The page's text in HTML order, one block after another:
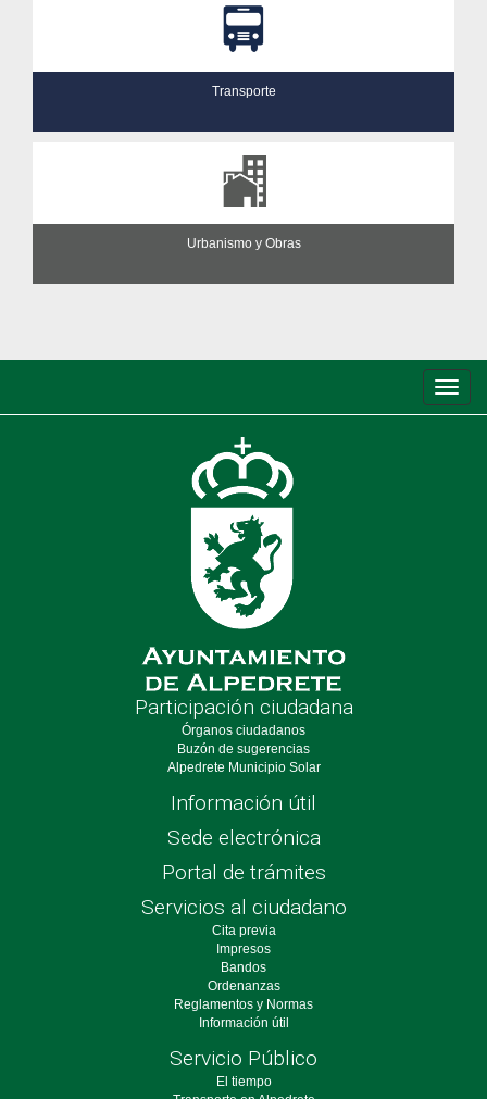
Transporte
Urbanismo y Obras
de
Participación ciudadana
Órganos ciudadanos
Buzón de sugerencias
Alpedrete Municipio Solar
Información útil
Sede electrónica
Portal de trámites
Servicios al ciudadano
Cita previa
Impresos
Bandos
Ordenanzas
Reglamentos y Normas
Información útil
Servicio Público
El tiempo